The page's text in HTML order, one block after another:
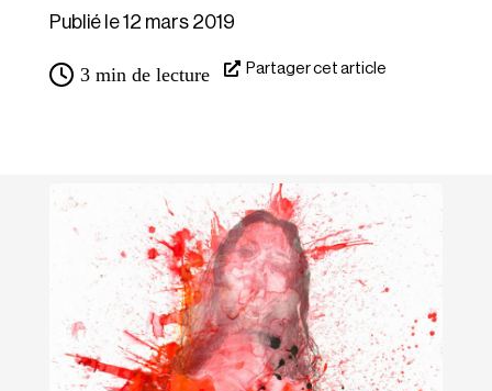
Publié le 12 mars 2019
3 min de lecture Partager cet article